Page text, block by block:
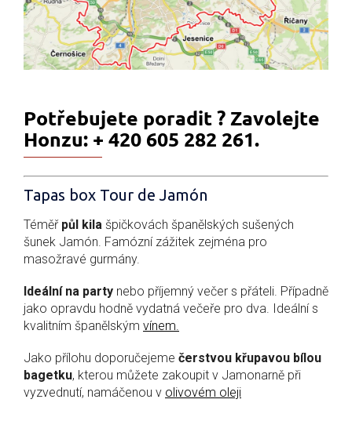
Potřebujete poradit ? Zavolejte
Honzu: + 420 605 282 261.
Tapas box Tour de Jamón
Téměř půl kila špičkovách španělských sušených
šunek Jamón. Famózní zážitek zejména pro
masožravé gurmány.
Ideální na party nebo příjemný večer s přáteli. Případně
jako opravdu hodně vydatná večeře pro dva. Ideální s
kvalitním španělským vínem.
Jako přílohu doporučejeme čerstvou křupavou bílou
bagetku, kterou můžete zakoupit v Jamonarně při
vyzvednutí, namáčenou v olivovém oleji